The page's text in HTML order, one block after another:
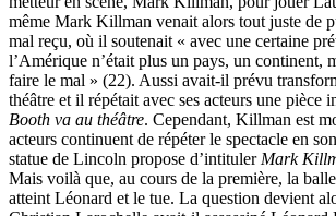
même Mark Killman venait alors tout juste de
mal reçu, où il soutenait « avec une certaine
l’Amérique n’était plus un pays, un continent,
faire le mal » (22). Aussi avait-il prévu
théâtre et il répétait avec ses acteurs une pièce
Booth va au théâtre. Cependant, Killman est
acteurs continuent de répéter le spectacle en
statue de Lincoln propose d’intitulerMark
Mais voilà que, au cours de la première, la
atteint Léonard et le tue. La question devient